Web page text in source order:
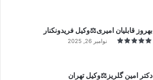
بهروز قابلیان امیری⚖️وکیل فریدونکنار
نوامبر 26, 2025
دکتر امین گلریز⚖️وکیل تهران